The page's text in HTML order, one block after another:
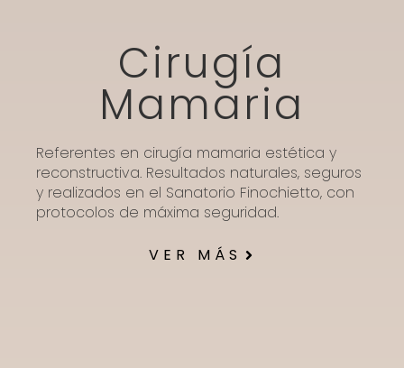
Cirugía
Mamaria
Referentes en cirugía mamaria estética y
reconstructiva. Resultados naturales, seguros
y realizados en el Sanatorio Finochietto, con
protocolos de máxima seguridad.
VER MÁS